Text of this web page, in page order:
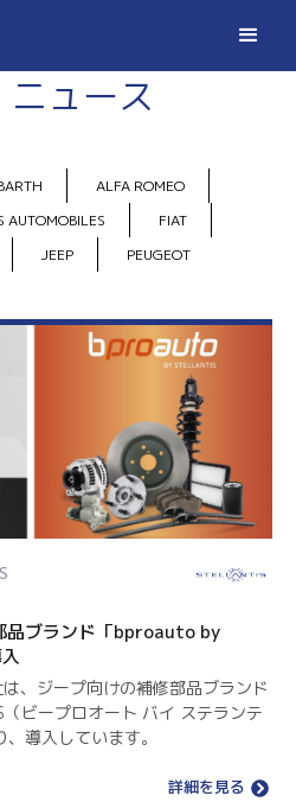
ュース
ALFA ROMEO
AUTOMOBILES
FIAT
JEEP PEUGEOT
ブランド「bproauto by
、ジープ向けの補修部品ブランド
ビープロオート バイ ステランテ
導入しています。
詳細を見る